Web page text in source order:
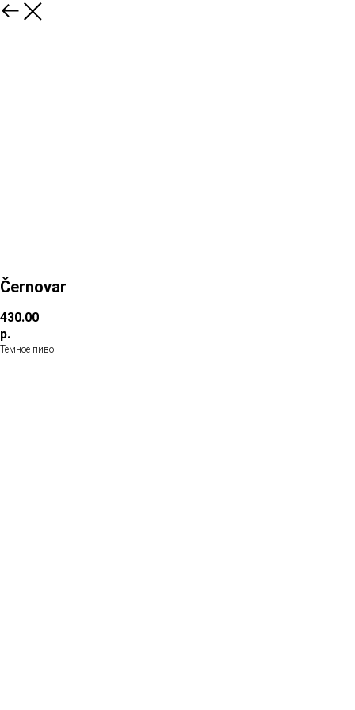
Černovar
430.00
р.
Темное пиво